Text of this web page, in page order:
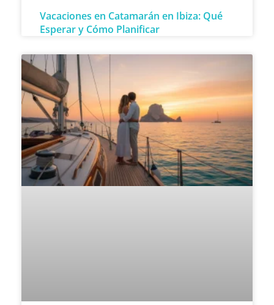
Vacaciones en Catamarán en Ibiza: Qué
Esperar y Cómo Planificar